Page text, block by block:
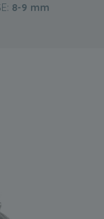
8-9 mm